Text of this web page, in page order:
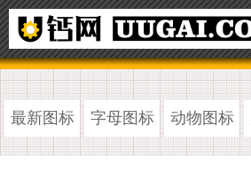
最新图标 字母图标 动物图标